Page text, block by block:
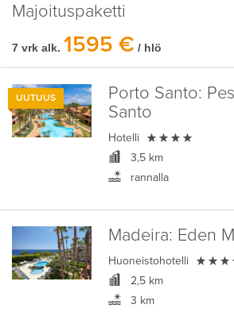
Majoituspaketti
7 vrk alk. 1595 € / hlö
UUTUUS Porto Santo:
Santo
Hotelli 
3,5 km
rannalla
Madeira: Eden
Huoneistohotelli
2,5 km
3 km